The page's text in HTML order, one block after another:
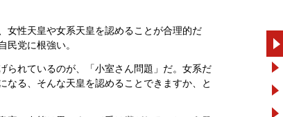
女性天皇や女系天皇を認めることが合理的だ
民党に根強い。
られているのが、「小室さん問題」だ。女系だ
なる、そんな天皇を認めることできますか、と